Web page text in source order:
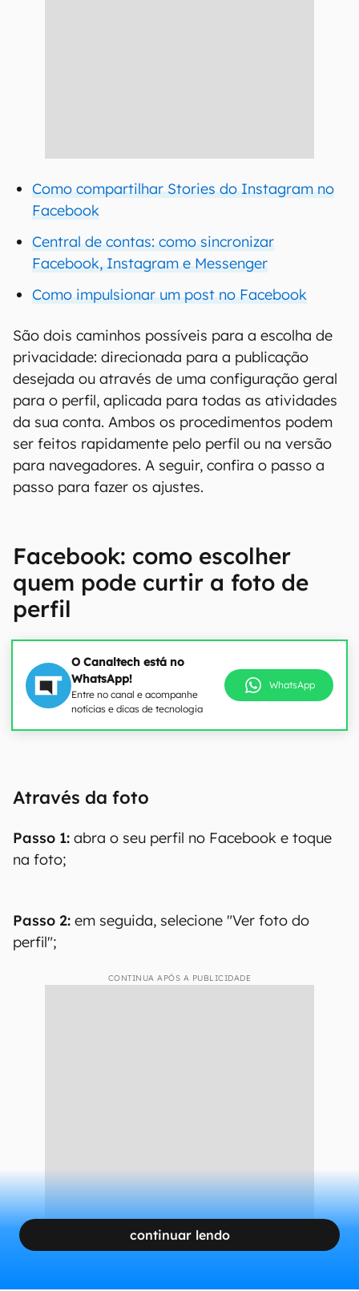
Como compartilhar Stories do Instagram no
Facebook
Central de contas: como sincronizar
Facebook, Instagram e Messenger
Como impulsionar um post no Facebook
São dois caminhos possíveis para a escolha de
privacidade: direcionada para a publicação
desejada ou através de uma configuração geral
para o perfil, aplicada para todas as atividades
da sua conta. Ambos os procedimentos podem
ser feitos rapidamente pelo perfil ou na versão
para navegadores. A seguir, confira o passo a
passo para fazer os ajustes.
Facebook: como escolher
quem pode curtir a foto de
perfil
O Canaltech está no
WhatsApp!
Entre no canal e acompanhe
notícias e dicas de tecnologia
WhatsApp
Através da foto
Passo 1: abra o seu perfil no Facebook e toque
na foto;
Passo 2: em seguida, selecione "Ver foto do
perfil";
CONTINUA APÓS A PUBLICIDADE
continuar lendo